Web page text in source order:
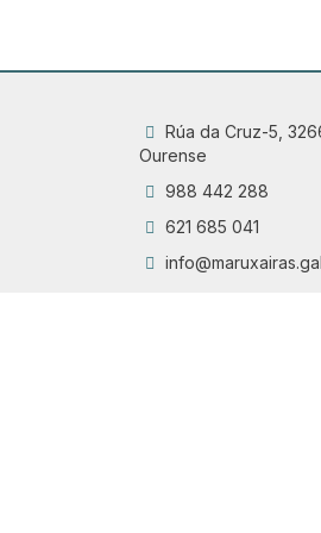
Rúa da Cruz-5,
Ourense
988 442 288
621 685 041
info@maruxairas.gal